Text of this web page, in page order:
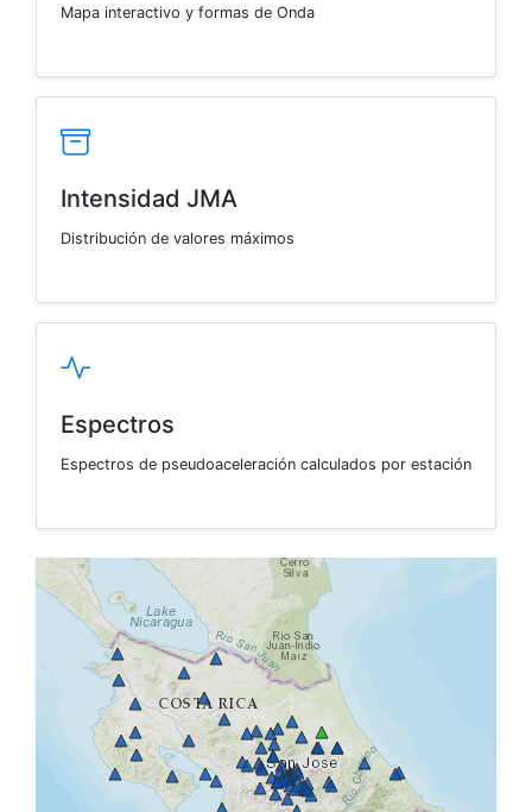
Mapa interactivo y formas de Onda
Intensidad JMA
Distribución de valores máximos
Espectros
Espectros de pseudoaceleración calculados por estación